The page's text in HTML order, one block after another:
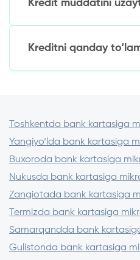
Garov yoki kafil
Doimiy mijozlar: 30-
Kredit muddatini
Ha, lekin muddatni
undiriladi (summaning
muayyan MFOda
Kreditni qanday
MFOning mobil
bo‘yicha).
Toshkentda bank kartasiga
Yangiyo‘lda bank kartasiga
Buxoroda bank kartasiga
Nukusda bank kartasiga
Zangiotada bank kartasiga
Termizda bank kartasiga
Samarqandda bank
Gulistonda bank kartasiga